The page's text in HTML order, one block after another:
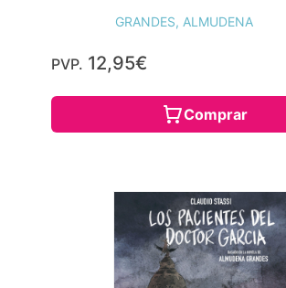
GRANDES, ALMUDENA
PVP. 12,95€
Comprar